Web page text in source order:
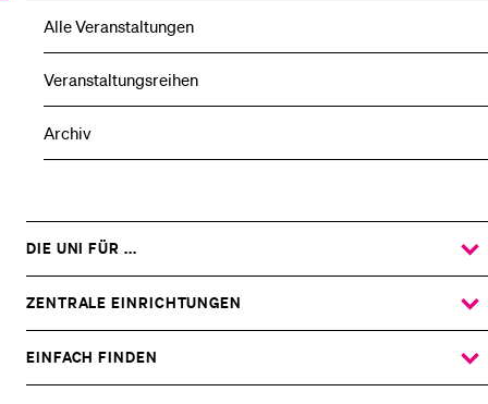
Alle Veranstaltungen
Veranstaltungsreihen
Archiv
DIE UNI FÜR ...
ZEIGE
DAS
UNTERMENÜ
ZENTRALE EINRICHTUNGEN
ZEIGE
DAS
UNTERMENÜ
EINFACH FINDEN
ZEIGE
DAS